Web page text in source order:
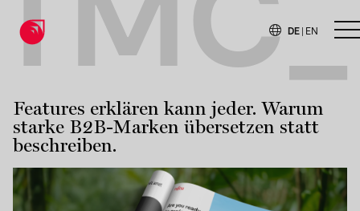
DE | EN
Features erklären kann jeder. Warum
starke B2B-Marken übersetzen statt
beschreiben.